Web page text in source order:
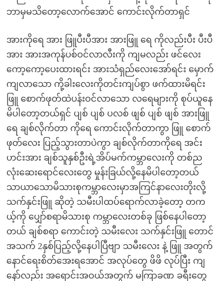
ဘာမှမသိတော့လောက်အောင် ကောင်းလိုက်တာရှင်
အားကိုရေ အား ဖြူပီးပီအား အားဖြူ ရေ ကိုလည်းပီး ပီးပီ
အား အားအကုန်ပစ်ဝင်လာလီးကို ကျမလည်း ဖင်လေး
ကော့ကော့ပေးထားရင်း အားသံရှည်လေးအော်ရင်း မှောက်
ကျလာသော ကို့ခါးလေးကိုတင်းကျပ်စွာ ဖက်ထားမိရင်း
ဖြူ စောက်ဖုတ်ထဲပန်းဝင်လာသော လရေများကို စုပ်ယူနေ
မိပါတော့တယ်ရှင် ပျစ် ပျစ် ပလစ် ဖျစ် ပျစ် ဖျစ် အားဖြူ
ရေ ချစ်လိုက်တာ ကိုရေ ကောင်းလိုက်တာကွာ ဖြူ စောက်
ဖုတ်လေး ပြည့်သွားတာပဲကွာ ချစ်လိုက်တာကိုရေ အင်း
ဟင်းအား ချစ်သူနှစ်ဦးရဲ့အိပ်မက်ကမ္ဘာလေးကို တစ်ည
လုံးဆေးရောင်လေးတွေ မှုန်းခြယ်လို့နေမိပါတော့တယ်
သာယာသောမိသားစုကမ္ဘာလေးမှာအကြင်နာလေးတိုးလို့
သက်နှင်းဖြူ ဆိုတဲ့ သမီးပါထပ်ရောက်လာခဲ့တော့ တက
ယ့်ကို ပျှော်စရာမိသားစု ကမ္ဘာလေးတစ်ခု ဖြစ်နေပါတော့
တယ် ချစ်စရာ ကောင်းတဲ့ သမီးလေး သက်နှင်းဖြူ တောင်
အသက် 2နှစ်ပြည့်လို့နေပါပြီဗျာ သမီးလေး နဲ့ ဖြူ အတွက်
နောင်ရေးစိတ်အေးရအောင် အလုပ်တွေ ဖိဖိ လုပ်ပြီး ကျ
နော်လည်း အရောင်းအဝယ်အတွက် မကြာခဏ ခရီးတွေ